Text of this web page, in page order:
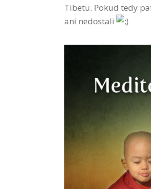
Tibetu. Pokud tedy
ani nedostali